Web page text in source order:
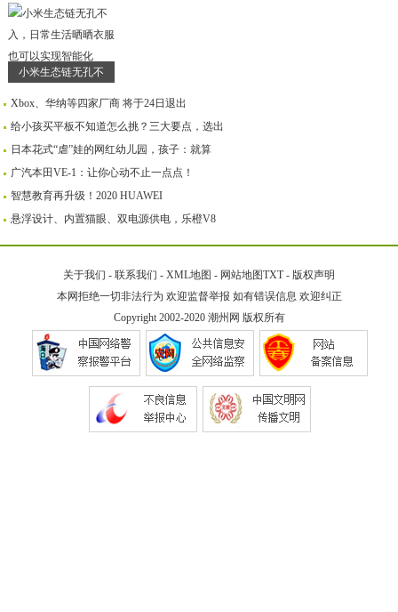
小米生态链无孔不
Xbox、华纳等四家厂商 将于24日退出
给小孩买平板不知道怎么挑？三大要点，选出
日本花式“虐”娃的网红幼儿园，孩子：就算
广汽本田VE-1：让你心动不止一点点！
智慧教育再升级！2020 HUAWEI
悬浮设计、内置猫眼、双电源供电，乐橙V8
关于我们 - 联系我们 - XML地图 - 网站地图TXT- 版权声明
本网拒绝一切非法行为 欢迎监督举报 如有错误信息 欢迎纠正
Copyright 2002-2020 潮州网 版权所有